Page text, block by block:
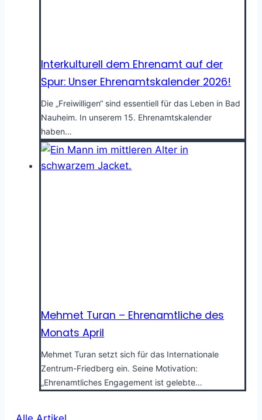
Interkulturell dem Ehrenamt auf der
Spur: Unser Ehrenamtskalender 2026!
Die „Freiwilligen“ sind essentiell für das Leben in Bad
Nauheim. In unserem 15. Ehrenamtskalender
haben…
Mehmet Turan – Ehrenamtliche des
Monats April
Mehmet Turan setzt sich für das Internationale
Zentrum-Friedberg ein. Seine Motivation:
„Ehrenamtliches Engagement ist gelebte…